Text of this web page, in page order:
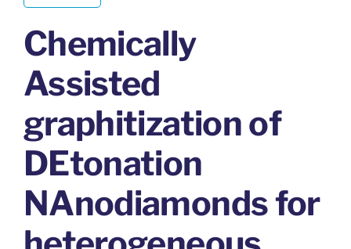
Chemically
Assisted
graphitization of
DEtonation
NAnodiamonds for